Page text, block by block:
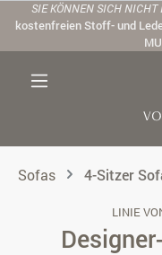
Zum Hauptinhalt springen
SIE KÖNNEN SICH NICHT
kostenfreien Stoff- und
Sofas 4-Sitzer
LINIE